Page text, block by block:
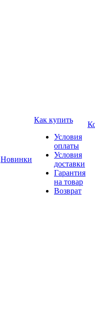
Новинки
Как купить
Условия
оплаты
Условия
доставки
Гарантия
на товар
Возврат